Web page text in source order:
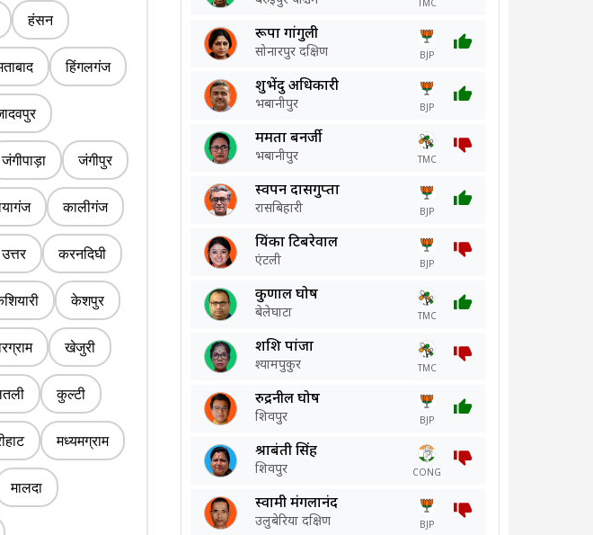
हंसन
हिंगलगंज
जंगीपाड़ा जंगीपुर
कालीगंज
करनदिघी
केशपुर
खेजुरी
कुल्टी
मध्यमग्राम
मालदा